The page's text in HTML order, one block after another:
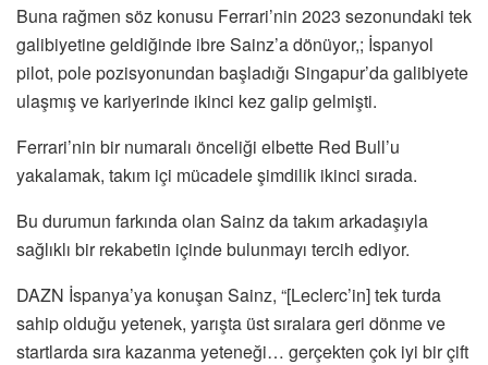
Buna rağmen söz konusu Ferrari’nin 2023 sezonundaki tek
galibiyetine geldiğinde ibre Sainz’a dönüyor,; İspanyol
pilot, pole pozisyonundan başladığı Singapur’da galibiyete
ulaşmış ve kariyerinde ikinci kez galip gelmişti.
Ferrari’nin bir numaralı önceliği elbette Red Bull’u
yakalamak, takım içi mücadele şimdilik ikinci sırada.
Bu durumun farkında olan Sainz da takım arkadaşıyla
sağlıklı bir rekabetin içinde bulunmayı tercih ediyor.
DAZN İspanya’ya konuşan Sainz, “[Leclerc’in] tek turda
sahip olduğu yetenek, yarışta üst sıralara geri dönme ve
startlarda sıra kazanma yeteneği… gerçekten çok iyi bir çift